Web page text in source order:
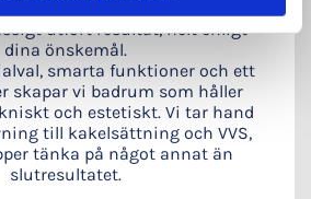
utfört resultat, helt enligt
dina önskemål.
smarta funktioner och ett
skapar vi badrum som håller
och estetiskt. Vi tar hand
till kakelsättning och VVS,
tänka på något annat än
slutresultatet.